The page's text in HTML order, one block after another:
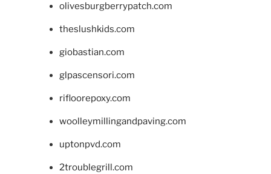
olivesburgberrypatch.com
theslushkids.com
giobastian.com
glpascensori.com
rifloorepoxy.com
woolleymillingandpaving.com
uptonpvd.com
2troublegrill.com